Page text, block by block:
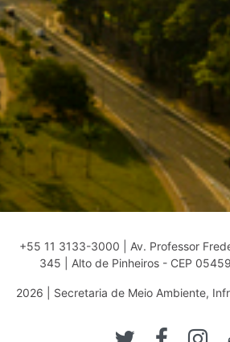
+55 11 3133-3000 | Av. Professor
345 | Alto de Pinheiros - CEP
2026 | Secretaria de Meio Ambiente,